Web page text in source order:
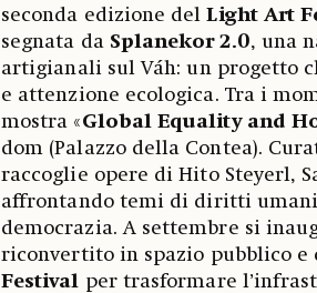
seconda edizione delLight Art
segnata da Splanekor 2.0, una
artigianali sul Váh: un progetto
e attenzione ecologica. Tra i
mostra «Global Equality and
dom (Palazzo della Contea).
raccoglie opere di Hito Steyerl,
affrontando temi di diritti
democrazia. A settembre si
riconvertito in spazio pubblico
Festival per trasformare